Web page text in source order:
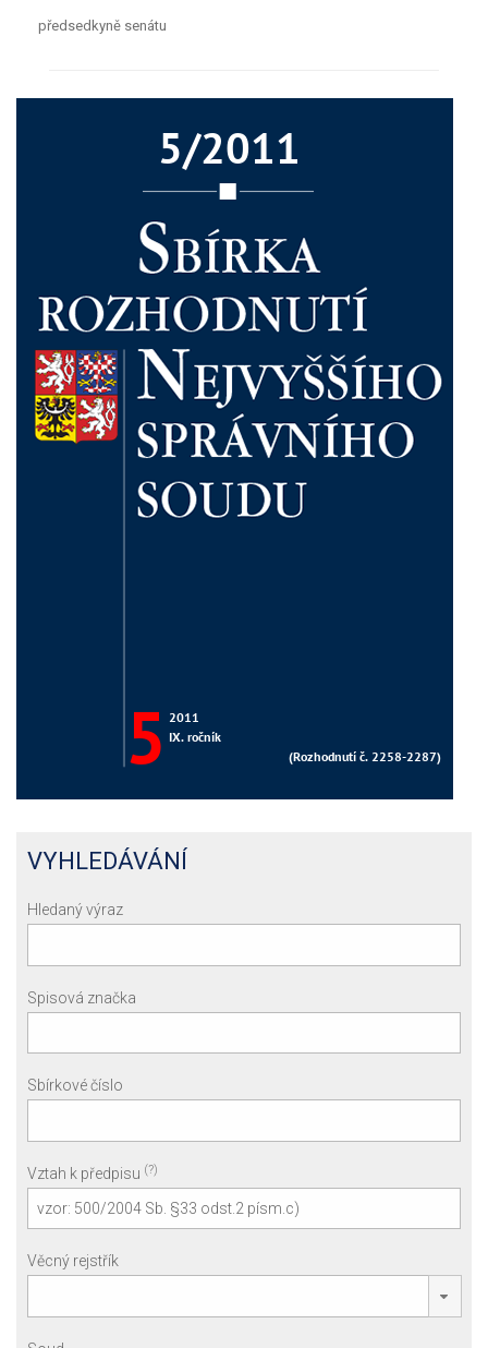
předsedkyně senátu
VYHLEDÁVÁNÍ
Hledaný výraz
Spisová značka
Sbírkové číslo
Vztah k předpisu (?)
Věcný rejstřík